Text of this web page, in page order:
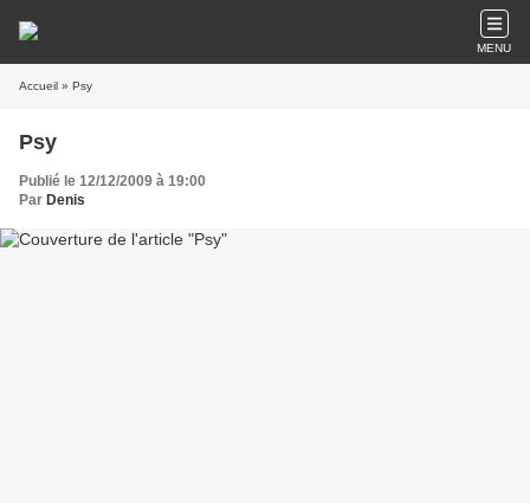
MENU
Accueil » Psy
Psy
Publié le 12/12/2009 à 19:00
Par Denis